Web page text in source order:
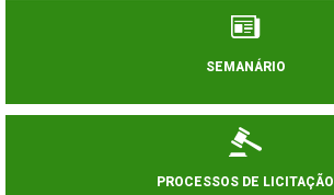
SEMANÁRIO
PROCESSOS DE LICITAÇÃO